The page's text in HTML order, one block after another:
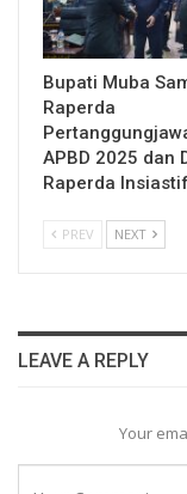
Bupati Muba
Raperda
APBD 2025 dan
Raperda
PREV NEXT
LEAVE A REPLY
Your